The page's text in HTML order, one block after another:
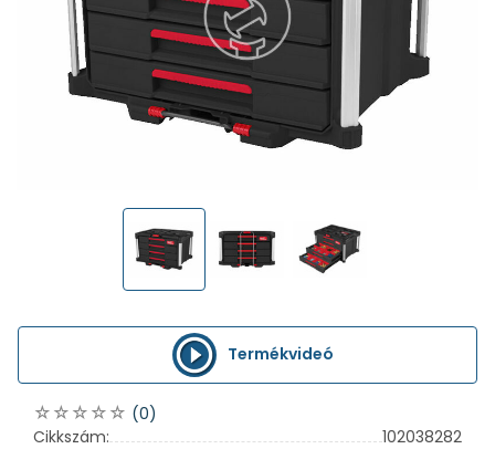
Termékvideó
(0)
Cikkszám:
102038282